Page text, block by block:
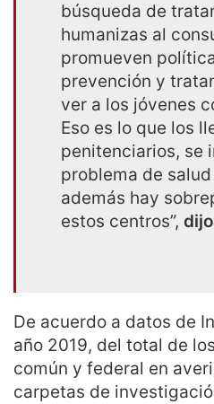
búsqueda de
humanizas al
promueven
prevención y
ver a los jóvenes
Eso es lo que los
penitenciarios, se
problema de
además hay
estos centros”,
De acuerdo a datos de
año 2019, del total de
común y federal en
carpetas de